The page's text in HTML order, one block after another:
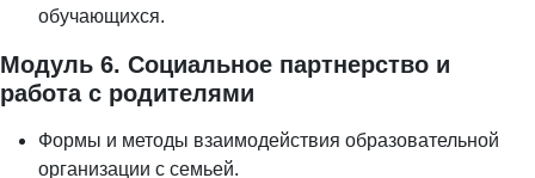
обучающихся.
Модуль 6. Социальное партнерство и
работа с родителями
Формы и методы взаимодействия образовательной
организации с семьей.